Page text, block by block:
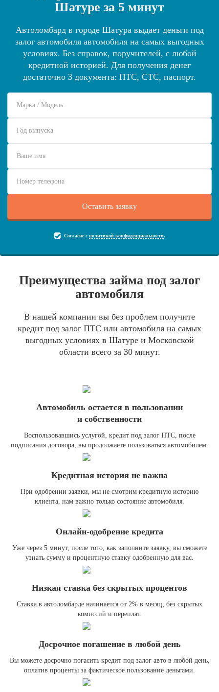
Шатуре за 5 минут
Автоломбард в городе Шатура выдает деньги под
залог автомобиля автомобиля на самых выгодных
условиях. Без справок, поручителей, с любой
кредитной историей. Для получения денег
достаточно 3 документа: ПТС, СТС, паспорт.
Согласие с политикой конфиденциальности.
Преимущества займа под залог
автомобиля
В нашей компании вы без проблем получите
кредит под залог ПТС или автомобиля на самых
выгодных условиях в Шатуре и Московской
области всего за 30 минут.
Автомобиль остается в пользовании
и собственности
Воспользовавшись услугой, кредит под залог ПТС, после
подписания договора, вы продолжаете пользоваться автомобилем.
Кредитная история не важна
При одобрении заявки, мы не смотрим кредитную историю
клиента, нам важно только состояние автомобиля.
Онлайн-одобрение кредита
Уже через 5 минут, после того, как заполните заявку, вы сможете
узнать сумму и процентную ставку одобренную для вас.
Низкая ставка без скрытых процентов
Ставка в автоломбарде начинается от 2% в месяц, без скрытых
комиссий и переплат.
Досрочное погашение в любой день
Вы можете досрочно погасить кредит под залог авто в любой день,
оплатив проценты за фактическое пользование деньгами.